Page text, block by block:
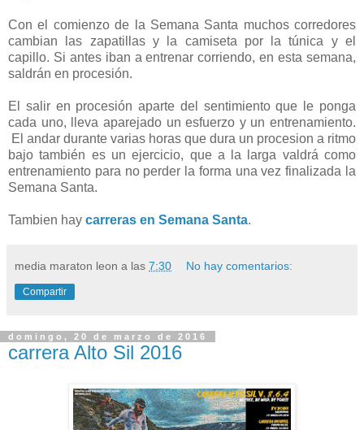
Con el comienzo de la Semana Santa muchos corredores
cambian las zapatillas y la camiseta por la túnica y el
capillo. Si antes iban a entrenar corriendo, en esta semana,
saldrán en procesión.
El salir en procesión aparte del sentimiento que le ponga
cada uno, lleva aparejado un esfuerzo y un entrenamiento.
El andar durante varias horas que dura un procesion a ritmo
bajo también es un ejercicio, que a la larga valdrá como
entrenamiento para no perder la forma una vez finalizada la
Semana Santa.
Tambien hay carreras en Semana Santa.
media maraton leon a las 7:30 No hay comentarios:
Compartir
domingo, 20 de marzo de 2016
carrera Alto Sil 2016